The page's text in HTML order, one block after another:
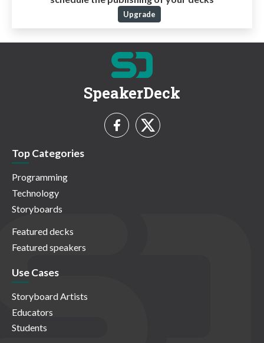
Upgrade
SpeakerDeck
Top Categories
Programming
Technology
Storyboards
Featured decks
Featured speakers
Use Cases
Storyboard Artists
Educators
Students